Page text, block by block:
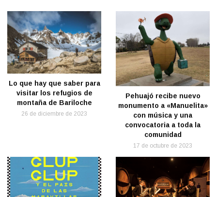
Lo que hay que saber para
visitar los refugios de
montaña de Bariloche
26 de diciembre de 2023
Pehuajó recibe nuevo
monumento a «Manuelita»
con música y una
convocatoria a toda la
comunidad
17 de octubre de 2023